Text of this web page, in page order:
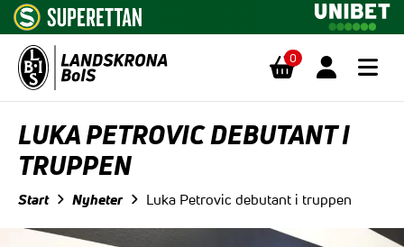
0
LUKA PETROVIC DEBUTANT I
TRUPPEN
Start Nyheter Luka Petrovic debutant i truppen